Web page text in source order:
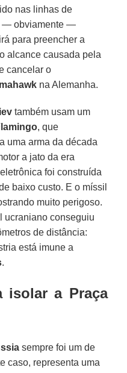
nas linhas de
— obviamente —
para preencher a
alcance causada pela
cancelar o
na Alemanha.
também usam um
, que
uma arma da década
a jato da era
foi construída
baixo custo. E o míssil
muito perigoso.
ucraniano conseguiu
de distância:
está imune a
.
isolar a Praça
sempre foi um de
caso, representa uma